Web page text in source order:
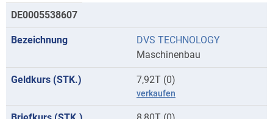
DE0005538607
DVS TECHNOLOGY
Maschinenbau
7,92T (0)
verkaufen